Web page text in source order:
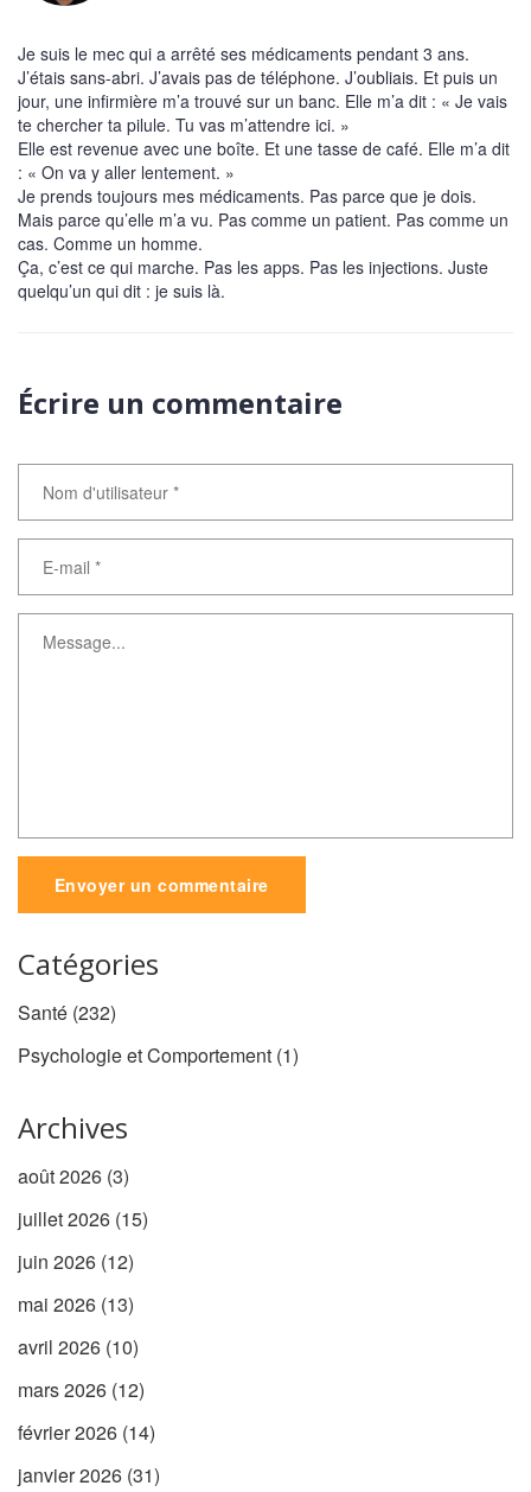
Je suis le mec qui a arrêté ses médicaments pendant 3 ans.
J’étais sans-abri. J’avais pas de téléphone. J’oubliais. Et puis un
jour, une infirmière m’a trouvé sur un banc. Elle m’a dit : « Je vais
te chercher ta pilule. Tu vas m’attendre ici. »
Elle est revenue avec une boîte. Et une tasse de café. Elle m’a dit
: « On va y aller lentement. »
Je prends toujours mes médicaments. Pas parce que je dois.
Mais parce qu’elle m’a vu. Pas comme un patient. Pas comme un
cas. Comme un homme.
Ça, c’est ce qui marche. Pas les apps. Pas les injections. Juste
quelqu’un qui dit : je suis là.
Écrire un commentaire
Envoyer un commentaire
Catégories
Santé (232)
Psychologie et Comportement (1)
Archives
août 2026 (3)
juillet 2026 (15)
juin 2026 (12)
mai 2026 (13)
avril 2026 (10)
mars 2026 (12)
février 2026 (14)
janvier 2026 (31)